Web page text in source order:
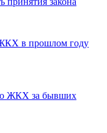
ЖКХ в прошлом году
ЖКХ за бывших